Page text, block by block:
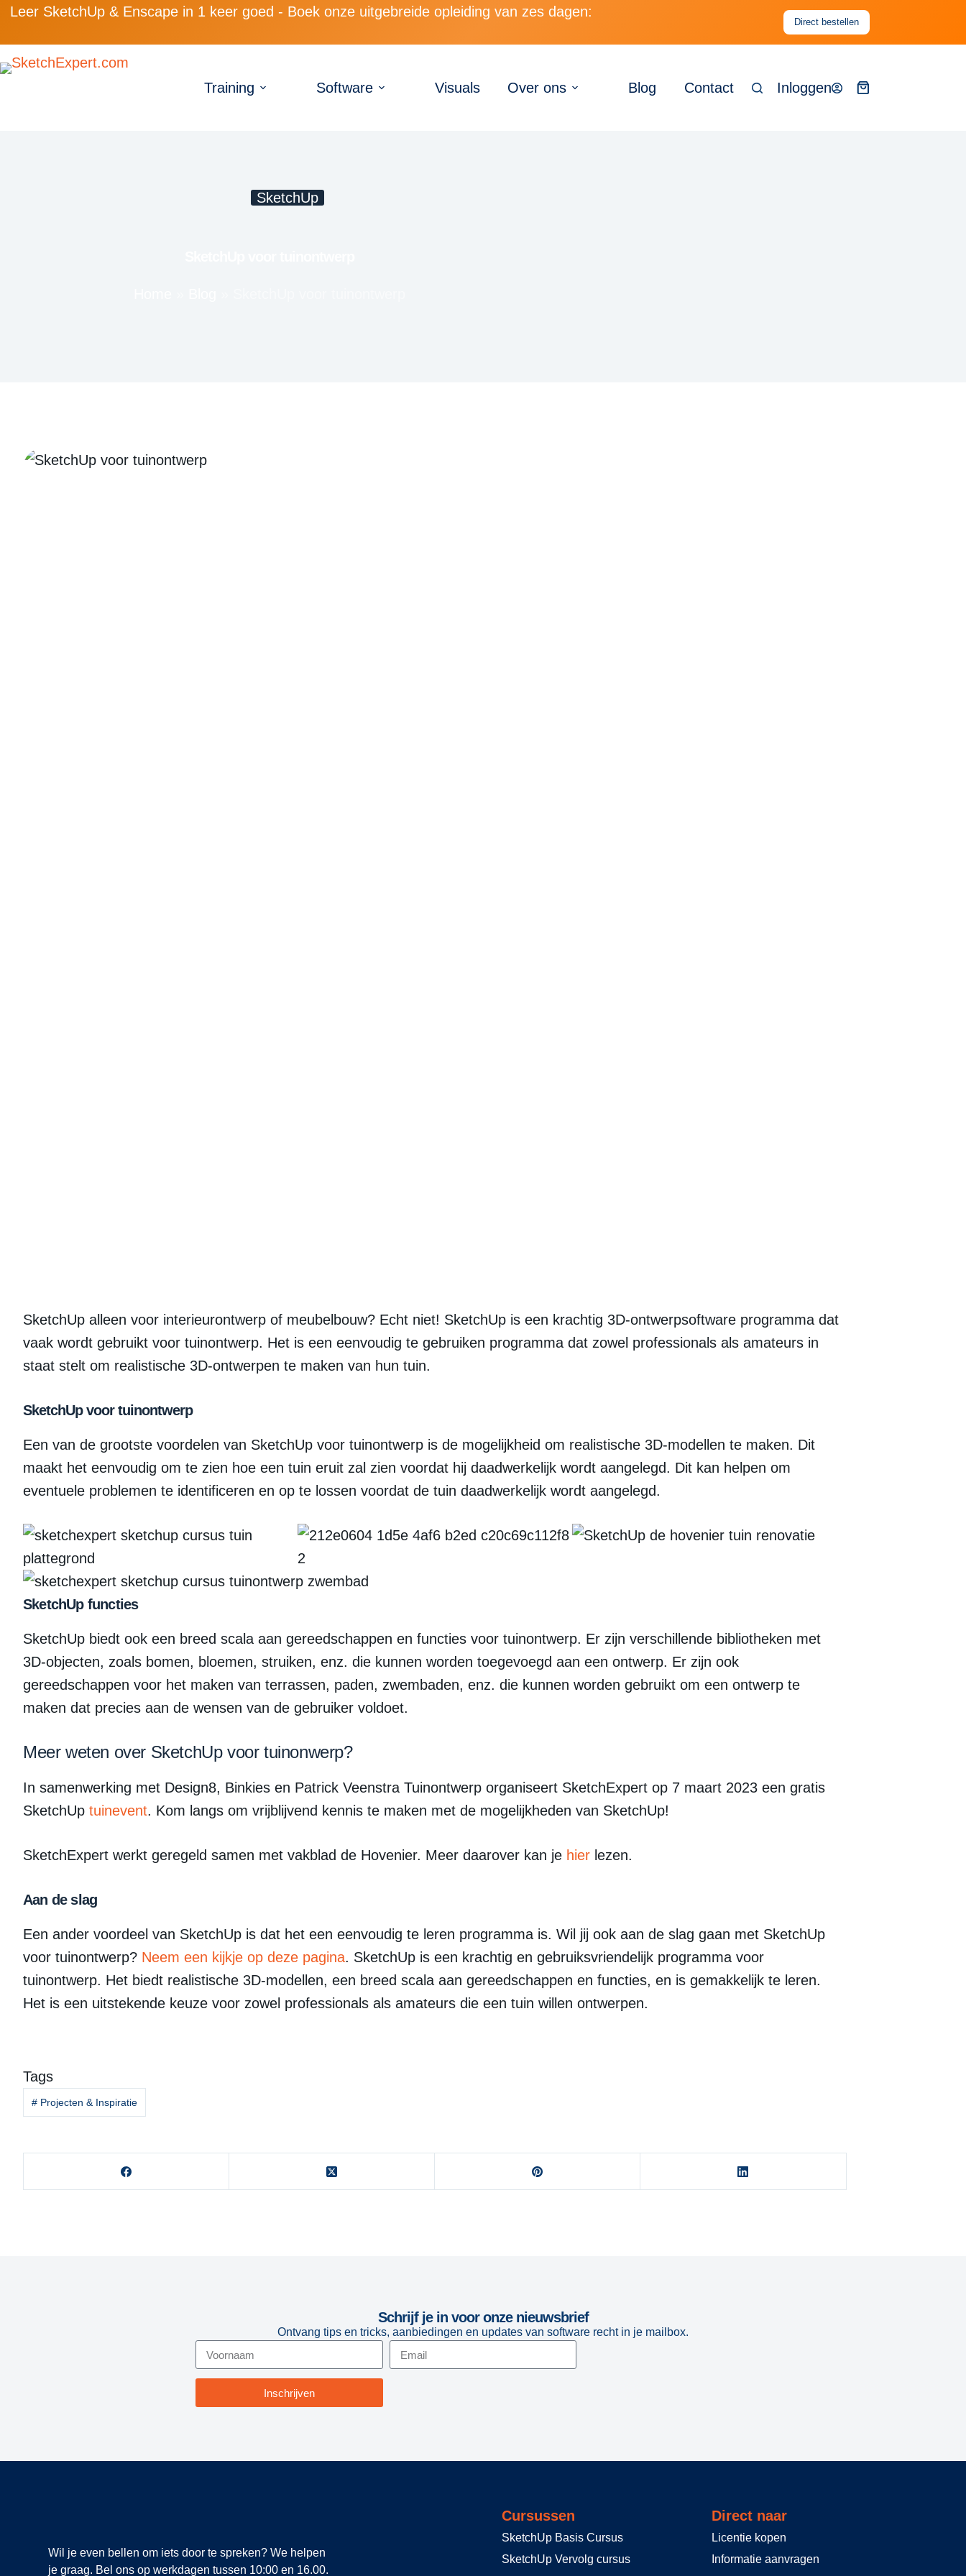
Leer SketchUp & Enscape in 1 keer goed - Boek onze uitgebreide opleiding van zes dagen:
Direct bestellen
Training Software Visuals Over ons Blog Contact Inloggen
SketchUp
SketchUp alleen voor interieurontwerp of meubelbouw? Echt niet! SketchUp is een krachtig 3D-ontwerpsoftware programma dat
vaak wordt gebruikt voor tuinontwerp. Het is een eenvoudig te gebruiken programma dat zowel professionals als amateurs in
staat stelt om realistische 3D-ontwerpen te maken van hun tuin.
SketchUp voor tuinontwerp
Een van de grootste voordelen van SketchUp voor tuinontwerp is de mogelijkheid om realistische 3D-modellen te maken. Dit
maakt het eenvoudig om te zien hoe een tuin eruit zal zien voordat hij daadwerkelijk wordt aangelegd. Dit kan helpen om
eventuele problemen te identificeren en op te lossen voordat de tuin daadwerkelijk wordt aangelegd.
SketchUp functies
SketchUp biedt ook een breed scala aan gereedschappen en functies voor tuinontwerp. Er zijn verschillende bibliotheken met
3D-objecten, zoals bomen, bloemen, struiken, enz. die kunnen worden toegevoegd aan een ontwerp. Er zijn ook
gereedschappen voor het maken van terrassen, paden, zwembaden, enz. die kunnen worden gebruikt om een ontwerp te
maken dat precies aan de wensen van de gebruiker voldoet.
Meer weten over SketchUp voor tuinonwerp?
In samenwerking met Design8, Binkies en Patrick Veenstra Tuinontwerp organiseert SketchExpert op 7 maart 2023 een gratis
SketchUp tuinevent. Kom langs om vrijblijvend kennis te maken met de mogelijkheden van SketchUp!
SketchExpert werkt geregeld samen met vakblad de Hovenier. Meer daarover kan je hier lezen.
Aan de slag
Een ander voordeel van SketchUp is dat het een eenvoudig te leren programma is. Wil jij ook aan de slag gaan met SketchUp
voor tuinontwerp? Neem een kijkje op deze pagina. SketchUp is een krachtig en gebruiksvriendelijk programma voor
tuinontwerp. Het biedt realistische 3D-modellen, een breed scala aan gereedschappen en functies, en is gemakkelijk te leren.
Het is een uitstekende keuze voor zowel professionals als amateurs die een tuin willen ontwerpen.
Tags
#Projecten & Inspiratie
Schrijf je in voor onze nieuwsbrief
Ontvang tips en tricks, aanbiedingen en updates van software recht in je mailbox.
Inschrijven
Wil je even bellen om iets door te spreken? We helpen
je graag. Bel ons op werkdagen tussen 10:00 en 16.00.
Cursussen
SketchUp Basis Cursus
SketchUp Vervolg cursus
Direct naar
Licentie kopen
Informatie aanvragen